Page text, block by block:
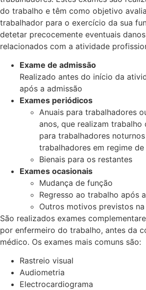
do trabalho e têm como objetivo
trabalhador para o exercício da sua
detetar precocemente eventuais
relacionados com a atividade
Exame de admissão
Realizado antes do início da
após a admissão
Exames periódicos
Anuais para trabalhadores
anos, que realizam trabalho
para trabalhadores
trabalhadores em regime
Bienais para os restantes
Exames ocasionais
Mudança de função
Regresso ao trabalho após
Outros motivos previstos
São realizados exames
por enfermeiro do trabalho, antes da
médico. Os exames mais comuns são:
Rastreio visual
Audiometria
Electrocardiograma